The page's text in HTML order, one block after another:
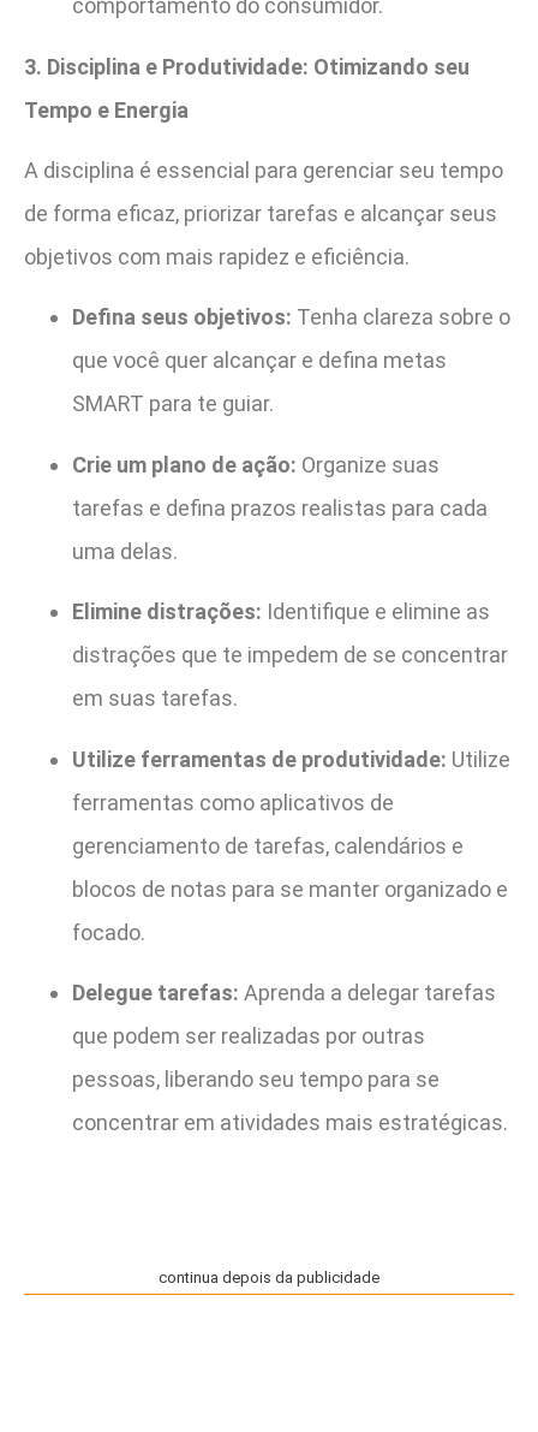
comportamento do consumidor.
3. Disciplina e Produtividade: Otimizando seu
Tempo e Energia
A disciplina é essencial para gerenciar seu tempo
de forma eficaz, priorizar tarefas e alcançar seus
objetivos com mais rapidez e eficiência.
Defina seus objetivos: Tenha clareza sobre o
que você quer alcançar e defina metas
SMART para te guiar.
Crie um plano de ação: Organize suas
tarefas e defina prazos realistas para cada
uma delas.
Elimine distrações: Identifique e elimine as
distrações que te impedem de se concentrar
em suas tarefas.
Utilize ferramentas de produtividade: Utilize
ferramentas como aplicativos de
gerenciamento de tarefas, calendários e
blocos de notas para se manter organizado e
focado.
Delegue tarefas: Aprenda a delegar tarefas
que podem ser realizadas por outras
pessoas, liberando seu tempo para se
concentrar em atividades mais estratégicas.
continua depois da publicidade